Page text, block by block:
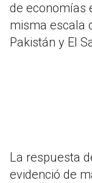
de economías
misma escala
Pakistán y El
La respuesta
evidenció de